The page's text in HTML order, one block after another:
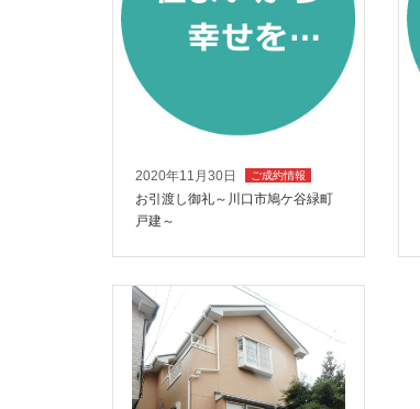
2020年11月30日 ご成約情報
お引渡し御礼～川口市鳩ケ谷緑町
戸建～